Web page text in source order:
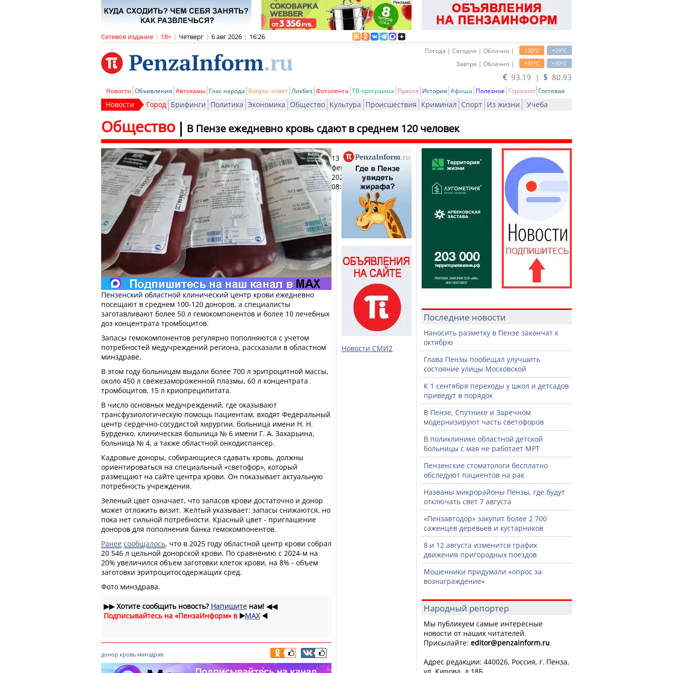
Сетевое издание | 18+ | Четверг | 6 авг 2026 | 16:26
+29oC
+30oC
Погода | Сегодня | Облачно |
+30oC
+31oC
Завтра | Облачно |
€ 93.19 | $ 80.93
Новости Объявления Автохамы Глас народа Вопрос-ответ Ликбез Фотолента ТВ-программа Пресса История Афиша Полезное Гороскоп Гостевая
Новости Город Брифинги Политика Экономика Общество Культура Происшествия Криминал Спорт Из жизни Учеба
В Пензе ежедневно кровь сдают в среднем 120 человек
Общество
13
февраля
2026,
08:41
Печать
Пензенский областной клинический центр крови ежедневно
посещают в среднем 100-120 доноров, а специалисты
заготавливают более 50 л гемокомпонентов и более 10 лечебных
доз концентрата тромбоцитов.
Запасы гемокомпонентов регулярно пополняются с учетом
потребностей медучреждений региона, рассказали в областном
минздраве.
В этом году больницам выдали более 700 л эритроцитной массы,
около 450 л свежезамороженной плазмы, 60 л концентрата
тромбоцитов, 15 л криопреципитата.
В число основных медучреждений, где оказывают
трансфузиологическую помощь пациентам, входят Федеральный
центр сердечно-сосудистой хирургии, больница имени Н. Н.
Бурденко, клиническая больница № 6 имени Г. А. Захарьина,
больница № 4, а также областной онкодиспансер.
Кадровые доноры, собирающиеся сдавать кровь, должны
ориентироваться на специальный «светофор», который
размещают на сайте центра крови. Он показывает актуальную
потребность учреждения.
Зеленый цвет означает, что запасов крови достаточно и донор
может отложить визит. Желтый указывает: запасы снижаются, но
пока нет сильной потребности. Красный цвет - приглашение
доноров для пополнения банка гемокомпонентов.
Ранее сообщалось, что в 2025 году областной центр крови собрал
20 546 л цельной донорской крови. По сравнению с 2024-м на
20% увеличился объем заготовки клеток крови, на 8% - объем
заготовки эритроцитосодержащих сред.
Фото минздрава.
▶▶Хотите сообщить новость? Напишите нам! ◀◀
Подписывайтесь на «ПензаИнформ» в ▶️MAX ◀️
донор кровь минздрав
Новости СМИ2
Последние новости
Наносить разметку в Пензе закончат к
октябрю
Глава Пензы пообещал улучшить
состояние улицы Московской
К 1 сентября переходы у школ и детсадов
приведут в порядок
В Пензе, Спутнике и Заречном
модернизируют часть светофоров
В поликлинике областной детской
больницы с мая не работает МРТ
Пензенские стоматологи бесплатно
обследуют пациентов на рак
Названы микрорайоны Пензы, где будут
отключать свет 7 августа
«Пензавтодор» закупит более 2 700
саженцев деревьев и кустарников
8 и 12 августа изменится график
движения пригородных поездов
Мошенники придумали «опрос за
вознаграждение»
Народный репортер
Мы публикуем самые интересные
новости от наших читателей.
Присылайте: editor@penzainform.ru
Адрес редакции: 440026, Россия, г. Пенза,